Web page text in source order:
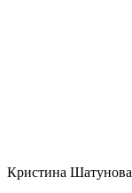
Кристина Шатунова